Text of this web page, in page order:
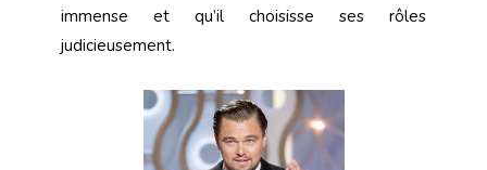
immense et qu’il choisisse ses rôles
judicieusement.